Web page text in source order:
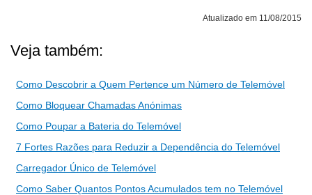
Atualizado em 11/08/2015
Veja também:
Como Descobrir a Quem Pertence um Número de Telemóvel
Como Bloquear Chamadas Anónimas
Como Poupar a Bateria do Telemóvel
7 Fortes Razões para Reduzir a Dependência do Telemóvel
Carregador Único de Telemóvel
Como Saber Quantos Pontos Acumulados tem no Telemóvel